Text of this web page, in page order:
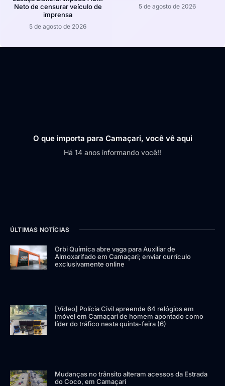
Neto de censurar veículo de
imprensa
5 de agosto de 2026
5 de agosto de 2026
O que importa para Camaçari, você vê aqui
Há 14 anos informando você!!
ÚLTIMAS NOTÍCIAS
Orbi Química abre vaga para Auxiliar de
Almoxarifado em Camaçari; enviar currículo
exclusivamente online
[Vídeo] Polícia Civil apreende 64 relógios em
imóvel em Camaçari de homem apontado como
líder do tráfico nesta quinta-feira (6)
Mudanças no trânsito alteram acessos da Estrada
do Coco, em Camaçari